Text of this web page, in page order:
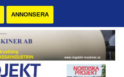
ANNONSERA